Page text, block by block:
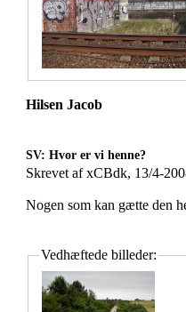
Hilsen Jacob
SV: Hvor er vi henne?
Skrevet af xCBdk, 13/4-
Nogen som kan gætte den
Vedhæftede billeder: